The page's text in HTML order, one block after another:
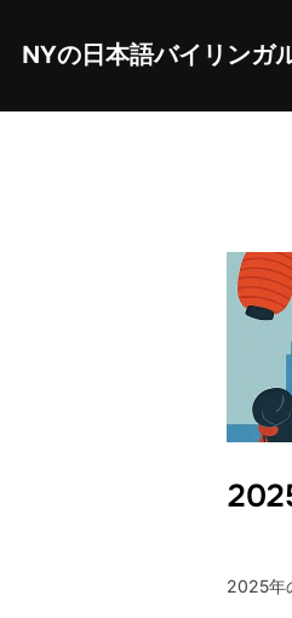
content
NYの日本語バイリンガ
2025年